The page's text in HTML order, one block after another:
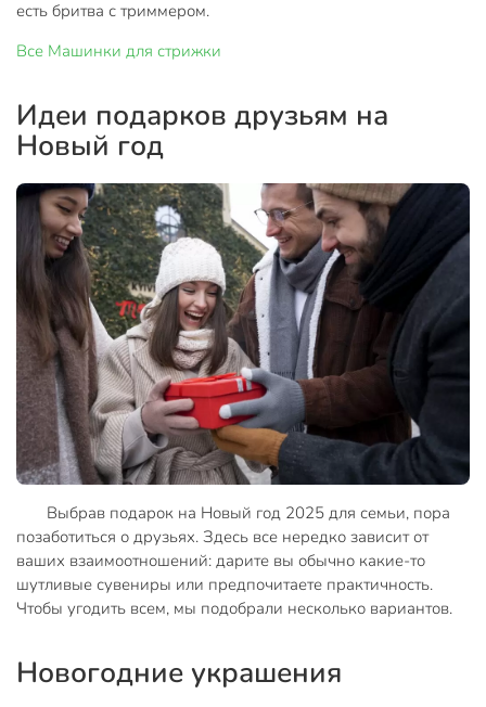
есть бритва с триммером.
Все Машинки для стрижки
Идеи подарков друзьям на
Новый год
Выбрав подарок на Новый год 2025 для семьи, пора
позаботиться о друзьях. Здесь все нередко зависит от
ваших взаимоотношений: дарите вы обычно какие-то
шутливые сувениры или предпочитаете практичность.
Чтобы угодить всем, мы подобрали несколько вариантов.
Новогодние украшения